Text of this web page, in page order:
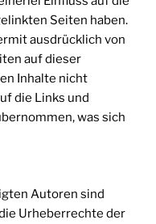
Seiten haben.
ausdrücklich von
auf dieser
Inhalte nicht
die Links und
was sich
Autoren sind
Urheberrechte der